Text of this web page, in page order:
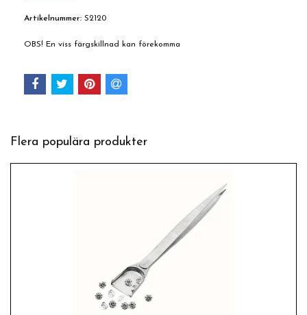
Artikelnummer: S2120
OBS! En viss färgskillnad kan förekomma
Flera populära produkter